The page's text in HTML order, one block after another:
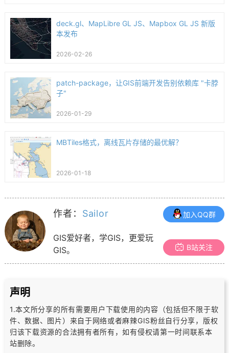
deck.gl、MapLibre GL JS、Mapbox GL JS 新版
本发布
2026-02-26
patch-package，让GIS前端开发告别依赖库 "卡脖
子"
2026-01-29
MBTiles格式，离线瓦片存储的最优解？
2026-01-18
作者： Sailor
GIS爱好者，学GIS，更爱玩
GIS。
加入QQ群
B站关注
声明
1.本文所分享的所有需要用户下载使用的内容（包括但不限于软
件、数据、图片） 来自于网络或者麻辣GIS粉丝自行分享，版权
归该下载资源的合法拥有者所有，如有侵权请第一时间联系本
站删除。